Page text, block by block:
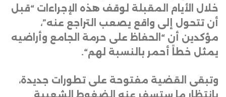
خلال الأيام المقبلة لوقف هذه الإجراءات “قبل
أن تتحول إلى واقع يصعب التراجع عنه”،
مؤكدين أن “الحفاظ على حرمة الجامع وأراضيه
يمثل خطاً أحمر بالنسبة لهم“.
وتبقى القضية مفتوحة على تطورات جديدة،
بانتظار ما ستسفر عنه الضغوط الشعبية